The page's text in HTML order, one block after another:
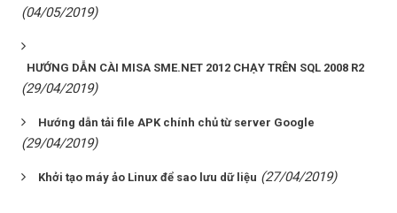
(04/05/2019)
HƯỚNG DẪN CÀI MISA SME.NET 2012 CHẠY TRÊN SQL 2008 R2
(29/04/2019)
Hướng dẫn tải file APK chính chủ từ server Google
(29/04/2019)
Khởi tạo máy ảo Linux để sao lưu dữ liệu (27/04/2019)